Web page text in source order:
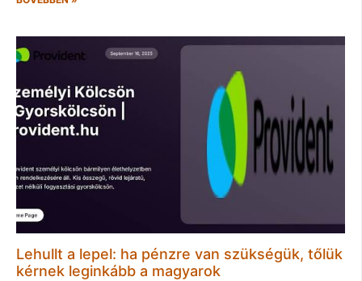
Lehullt a lepel: ha pénzre van szükségük, tőlük
kérnek leginkább a magyarok